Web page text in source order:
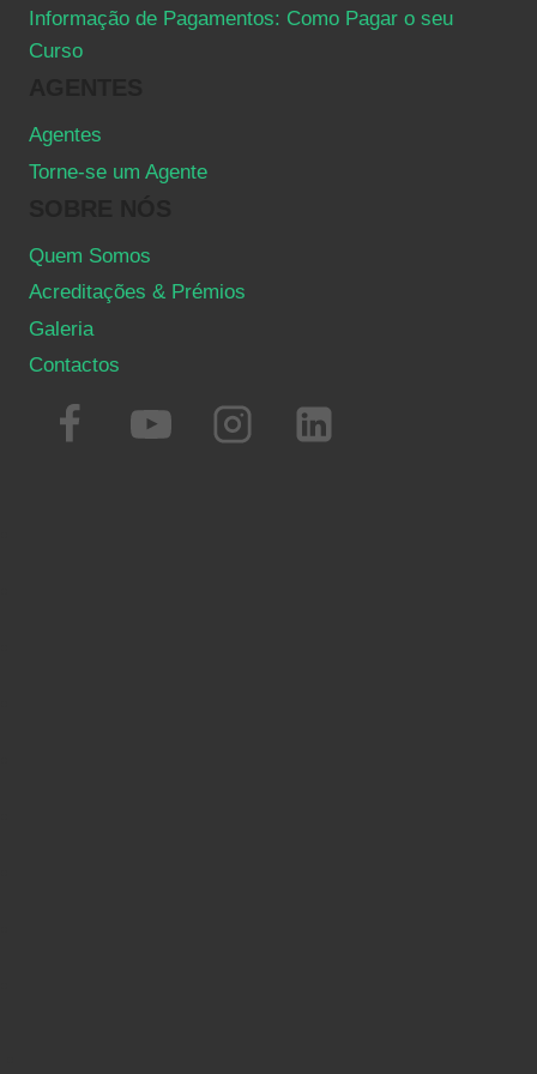
Informação de Pagamentos: Como Pagar o seu
Curso
Agentes
Torne-se um Agente
Quem Somos
Acreditações & Prémios
Galeria
Contactos